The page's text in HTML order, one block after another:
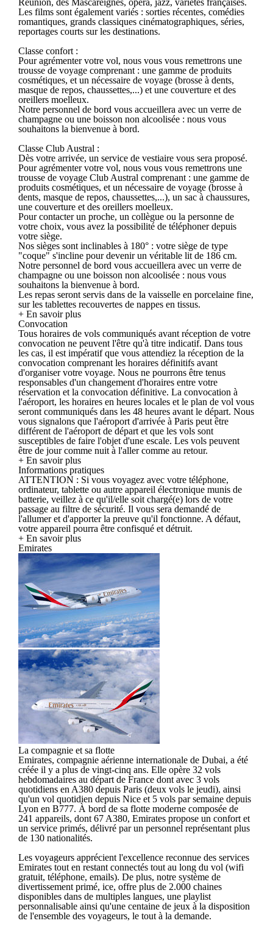
Les films sont également variés : sorties récentes, comédies
romantiques, grands classiques cinématographiques, séries,
reportages courts sur les destinations.
Classe confort :
Pour agrémenter votre vol, nous vous vous remettrons une
trousse de voyage comprenant : une gamme de produits
cosmétiques, et un nécessaire de voyage (brosse à dents,
masque de repos, chaussettes,...) et une couverture et des
oreillers moelleux.
Notre personnel de bord vous accueillera avec un verre de
champagne ou une boisson non alcoolisée : nous vous
souhaitons la bienvenue à bord.
Classe Club Austral :
Dès votre arrivée, un service de vestiaire vous sera proposé.
Pour agrémenter votre vol, nous vous vous remettrons une
trousse de voyage Club Austral comprenant : une gamme de
produits cosmétiques, et un nécessaire de voyage (brosse à
dents, masque de repos, chaussettes,...), un sac à chaussures,
une couverture et des oreillers moelleux.
Pour contacter un proche, un collègue ou la personne de
votre choix, vous avez la possibilité de téléphoner depuis
votre siège.
Nos sièges sont inclinables à 180° : votre siège de type
"coque" s'incline pour devenir un véritable lit de 186 cm.
Notre personnel de bord vous accueillera avec un verre de
champagne ou une boisson non alcoolisée : nous vous
souhaitons la bienvenue à bord.
Les repas seront servis dans de la vaisselle en porcelaine fine,
sur les tablettes recouvertes de nappes en tissus.
+ En savoir plus
Convocation
Tous horaires de vols communiqués avant réception de votre
convocation ne peuvent l'être qu'à titre indicatif. Dans tous
les cas, il est impératif que vous attendiez la réception de la
convocation comprenant les horaires définitifs avant
d'organiser votre voyage. Nous ne pourrons être tenus
responsables d'un changement d'horaires entre votre
réservation et la convocation définitive. La convocation à
l'aéroport, les horaires en heures locales et le plan de vol vous
seront communiqués dans les 48 heures avant le départ. Nous
vous signalons que l'aéroport d'arrivée à Paris peut être
différent de l'aéroport de départ et que les vols sont
susceptibles de faire l'objet d'une escale. Les vols peuvent
être de jour comme nuit à l'aller comme au retour.
+ En savoir plus
Informations pratiques
ATTENTION : Si vous voyagez avec votre téléphone,
ordinateur, tablette ou autre appareil électronique munis de
batterie, veillez à ce qu'il/elle soit chargé(e) lors de votre
passage au filtre de sécurité. Il vous sera demandé de
l'allumer et d'apporter la preuve qu'il fonctionne. A défaut,
votre appareil pourra être confisqué et détruit.
+ En savoir plus
Emirates
La compagnie et sa flotte
Emirates, compagnie aérienne internationale de Dubai, a été
créée il y a plus de vingt-cinq ans. Elle opère 32 vols
hebdomadaires au départ de France dont avec 3 vols
quotidiens en A380 depuis Paris (deux vols le jeudi), ainsi
qu'un vol quotidien depuis Nice et 5 vols par semaine depuis
Lyon en B777. À bord de sa flotte moderne composée de
241 appareils, dont 67 A380, Emirates propose un confort et
un service primés, délivré par un personnel représentant plus
de 130 nationalités.
Les voyageurs apprécient l'excellence reconnue des services
Emirates tout en restant connectés tout au long du vol (wifi
gratuit, téléphone, emails). De plus, notre système de
divertissement primé, ice, offre plus de 2.000 chaines
disponibles dans de multiples langues, une playlist
personnalisable ainsi qu'une centaine de jeux à la disposition
de l'ensemble des voyageurs, le tout à la demande.